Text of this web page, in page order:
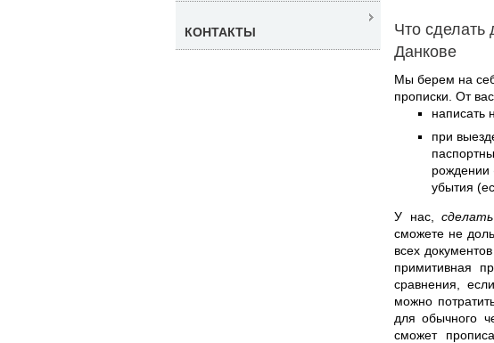
Что сделать
Данкове
Мы берем на
прописки. От
написать
при
рождении
убытия
У нас,
сможете не
всех
примитивная
сравнения,
можно
для обычного
сможет
КОНТАКТЫ